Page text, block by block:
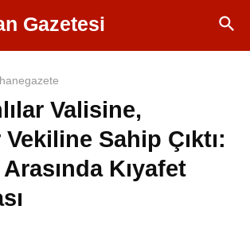
Gazetesi
Valisine,
Vekiline Sahip Çıktı:
Kıyafet